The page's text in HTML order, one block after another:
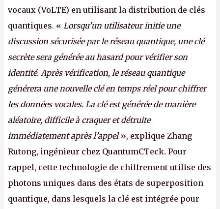
vocaux (VoLTE) en utilisant la distribution de clés
quantiques. « Lorsqu’un utilisateur initie une
discussion sécurisée par le réseau quantique, une clé
secrète sera générée au hasard pour vérifier son
identité. Après vérification, le réseau quantique
générera une nouvelle clé en temps réel pour chiffrer
les données vocales. La clé est générée de manière
aléatoire, difficile à craquer et détruite
immédiatement après l’appel», explique Zhang
Rutong, ingénieur chez QuantumCTeck. Pour
rappel, cette technologie de chiffrement utilise des
photons uniques dans des états de superposition
quantique, dans lesquels la clé est intégrée pour